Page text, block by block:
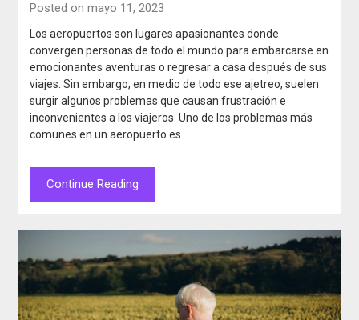
Posted on mayo 11, 2023
Los aeropuertos son lugares apasionantes donde
convergen personas de todo el mundo para embarcarse en
emocionantes aventuras o regresar a casa después de sus
viajes. Sin embargo, en medio de todo ese ajetreo, suelen
surgir algunos problemas que causan frustración e
inconvenientes a los viajeros. Uno de los problemas más
comunes en un aeropuerto es…
Continue Reading